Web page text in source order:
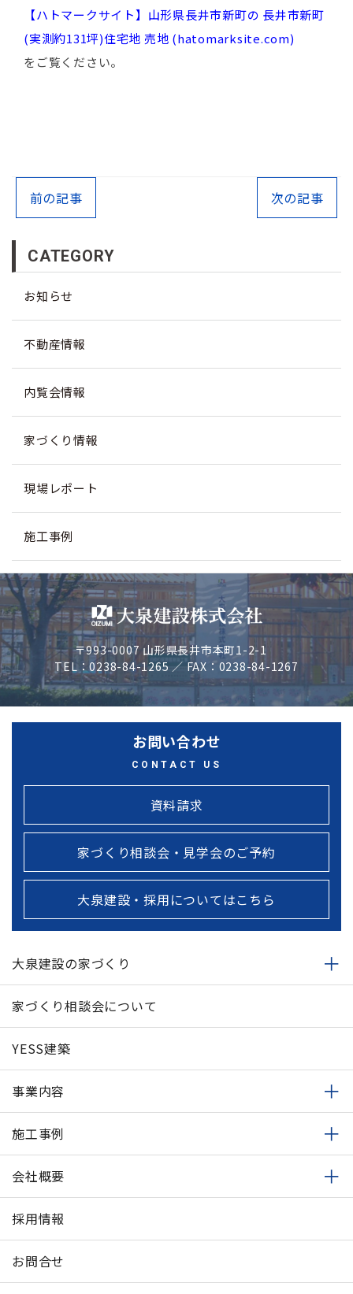
【ハトマークサイト】山形県長井市新町の 長井市新町
(実測約131坪)住宅地 売地 (hatomarksite.com)
をご覧ください。
前の記事 次の記事
CATEGORY
お知らせ
不動産情報
内覧会情報
家づくり情報
現場レポート
施工事例
〒993-0007 山形県長井市本町1-2-1
TEL：0238-84-1265 ／ FAX：0238-84-1267
お問い合わせ
CONTACT US
資料請求
家づくり相談会・見学会のご予約
大泉建設・採用についてはこちら
大泉建設の家づくり
家づくり相談会について
YESS建築
事業内容
施工事例
会社概要
採用情報
お問合せ